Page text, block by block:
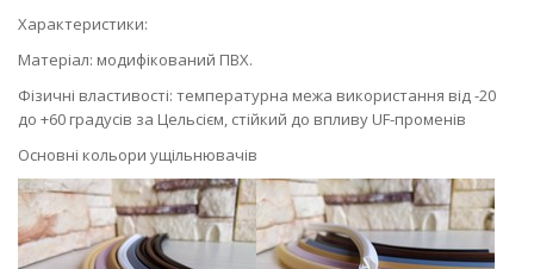
Характеристики:
Матеріал: модифікований ПВХ.
Фізичні властивості: температурна межа використання від -20
до +60 градусів за Цельсієм, стійкий до впливу UF-променів
Основні кольори ущільнювачів